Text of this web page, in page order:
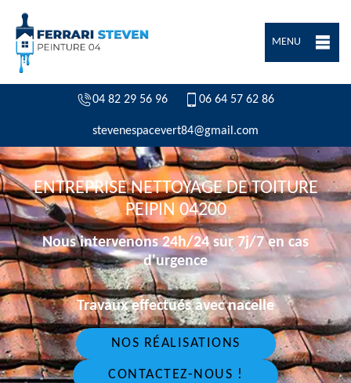
MENU
04 82 29 56 96 06 64 57 62 86
stevenespacevert84@gmail.com
ENTREPRISE NETTOYAGE DE TOITURE
PEIPIN 04200
Nous intervenons 24h/24 sur 7j/7 en cas
d'urgence
Travaux effectués avec nacelle
NOS RÉALISATIONS
CONTACTEZ-NOUS !